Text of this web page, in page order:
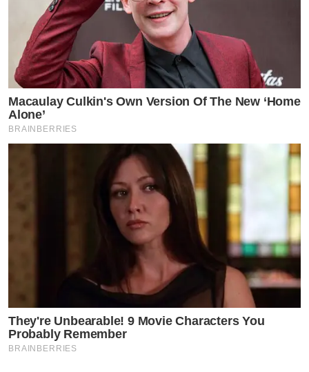
เพราะตนเริ่มจากเล็กๆ ถึงแม้จะมีธนาคารหรือคน
ติดต่อมาให้กู้ ตนก็ไม่กู้ใช้เงินสดทุกธุรกิจ
by TVPOOL ONLINE
Macaulay Culkin's Own Version Of The New ‘Home
Alone’
BRAINBERRIES
They're Unbearable! 9 Movie Characters You
Probably Remember
BRAINBERRIES